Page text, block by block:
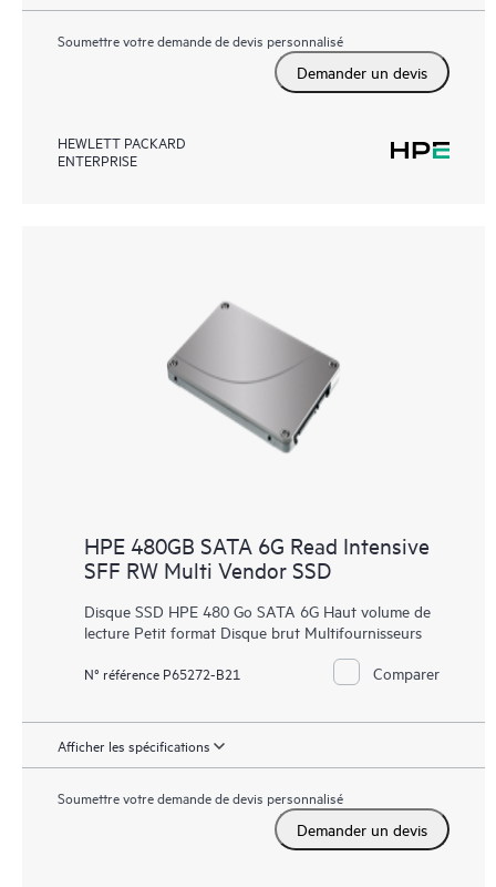
Soumettre votre demande de devis personnalisé
Demander un devis
HEWLETT PACKARD
ENTERPRISE
HPE 480GB SATA 6G Read Intensive
SFF RW Multi Vendor SSD
Disque SSD HPE 480 Go SATA 6G Haut volume de
lecture Petit format Disque brut Multifournisseurs
N° référence P65272-B21 Comparer
Afficher les spécifications
Soumettre votre demande de devis personnalisé
Demander un devis